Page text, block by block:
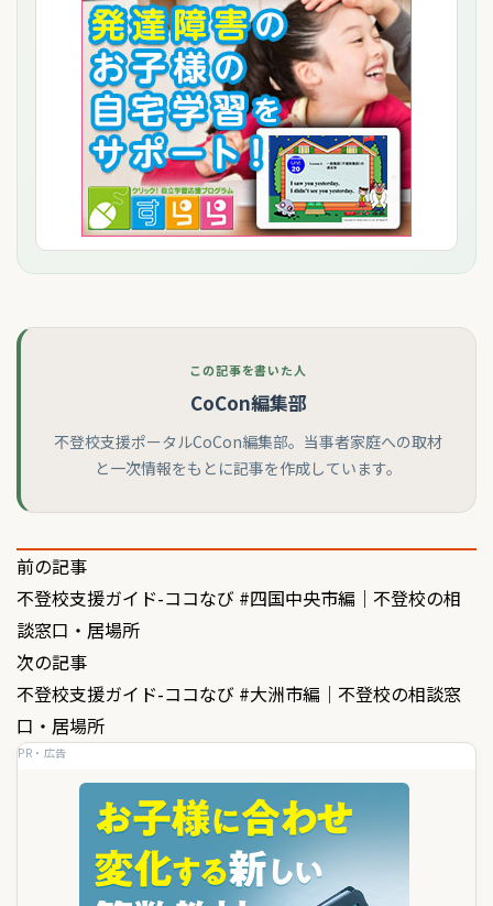
この記事を書いた人
CoCon編集部
不登校支援ポータルCoCon編集部。当事者家庭への取材
と一次情報をもとに記事を作成しています。
投
稿
ナ
ビ
ゲ
前の記事
不登校支援ガイド-ココなび #四国中央市編｜不登校の相
談窓口・居場所
次の記事
不登校支援ガイド-ココなび #大洲市編｜不登校の相談窓
口・居場所
PR・広告